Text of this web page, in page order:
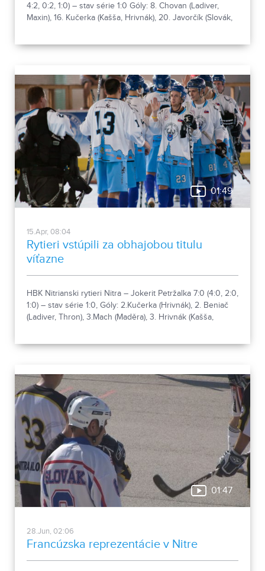
4:2, 0:2, 1:0) – stav série 1:0 Góly: 8. Chovan (Ladiver,
Maxin), 16. Kučerka (Kašša, Hrivnák), 20. Javorčík (Slovák,
01:49
15.Apr, 08:04
Rytieri vstúpili za obhajobou titulu
víťazne
HBK Nitrianski rytieri Nitra – Jokerit Petržalka 7:0 (4:0, 2:0,
1:0) – stav série 1:0, Góly: 2.Kučerka (Hrivnák), 2. Beniač
(Ladiver, Thron), 3.Mach (Maděra), 3. Hrivnák (Kašša,
01:47
28.Jun, 02:06
Francúzska reprezentácie v Nitre